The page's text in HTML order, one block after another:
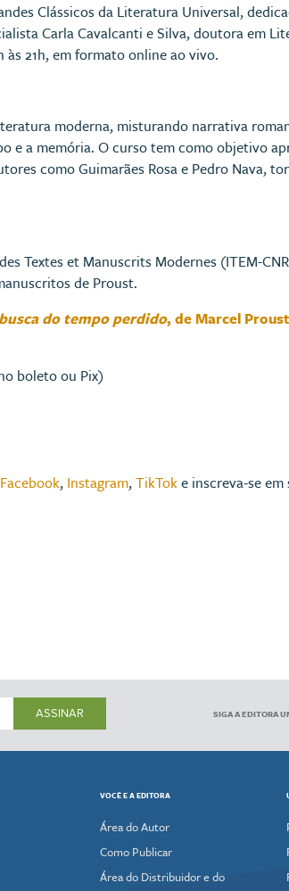
Clássicos da Literatura Universal,
Carla Cavalcanti e Silva, doutora em
às 21h, em formato online ao vivo.
moderna, misturando narrativa
e a memória. O curso tem como objetivo
como Guimarães Rosa e Pedro Nava,
Textes et Manuscrits Modernes (ITEM-
de Proust.
do tempo perdido, de Marcel Proust
boleto ou Pix)
Facebook, Instagram,TikToke inscreva-se
ASSINAR SIGA A EDITORA
VOCÊ E A EDITORA
Área do Autor
Como Publicar
Área do Distribuidor e do